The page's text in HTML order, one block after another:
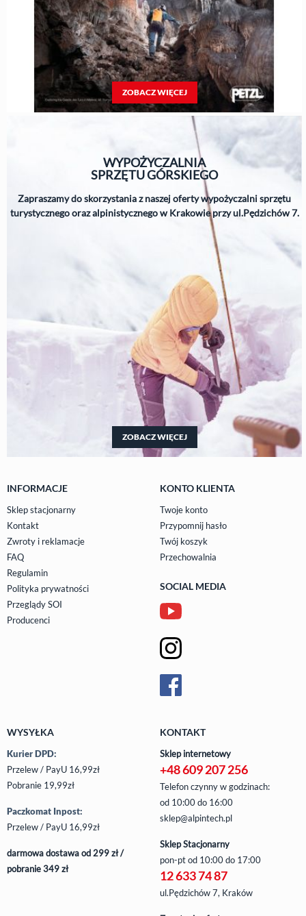
ZOBACZ WIĘCEJ
WYPOŻYCZALNIA
SPRZĘTUGÓRSKIEGO
Zapraszamy do skorzystania z naszej oferty wypożyczalni sprzętu
turystycznego oraz alpinistycznego w Krakowie przy ul.Pędzichów 7.
ZOBACZ WIĘCEJ
INFORMACJE
Sklep stacjonarny
Kontakt
Zwroty i reklamacje
FAQ
Regulamin
Polityka prywatności
Przeglądy SOI
Producenci
KONTO KLIENTA
Twoje konto
Przypomnij hasło
Twój koszyk
Przechowalnia
SOCIAL MEDIA
WYSYŁKA
Kurier DPD:
Przelew / PayU 16,99zł
Pobranie 19,99zł
Paczkomat Inpost:
Przelew / PayU 16,99zł
darmowa dostawa od 299 zł /
pobranie 349 zł
KONTAKT
Sklep internetowy
+48 609 207 256
Telefon czynny w godzinach:
od 10:00 do 16:00
sklep@alpintech.pl
Sklep Stacjonarny
pon-ptod 10:00 do 17:00
12 633 74 87
ul.Pędzichów 7, Kraków